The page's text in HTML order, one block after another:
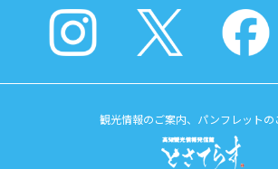
観光情報のご案内、パンフレットの